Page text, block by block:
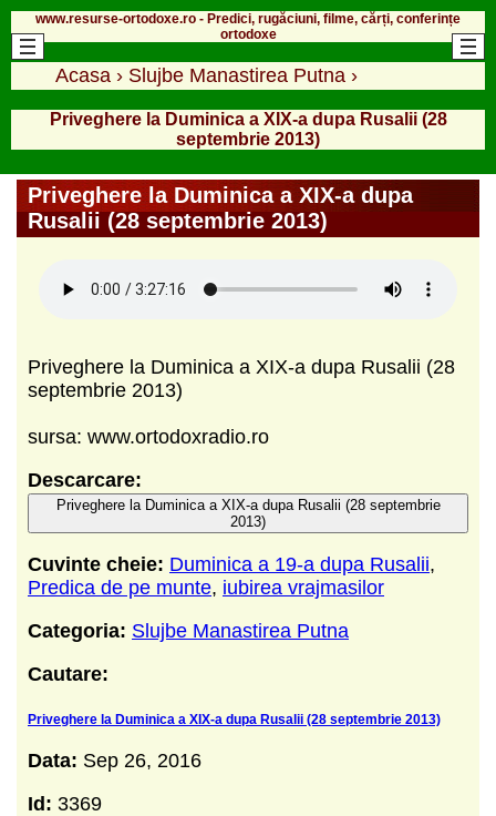
www.resurse-ortodoxe.ro - Predici, rugăciuni, filme, cărți, conferințe
ortodoxe
Acasa › Slujbe Manastirea Putna ›
Priveghere la Duminica a XIX-a dupa Rusalii (28
septembrie 2013)
Priveghere la Duminica a XIX-a dupa
Rusalii (28 septembrie 2013)
Priveghere la Duminica a XIX-a dupa Rusalii (28
septembrie 2013)
sursa: www.ortodoxradio.ro
Descarcare:
Priveghere la Duminica a XIX-a dupa Rusalii (28 septembrie
2013)
Cuvinte cheie: Duminica a 19-a dupa Rusalii,
Predica de pe munte, iubirea vrajmasilor
Categoria: Slujbe Manastirea Putna
Cautare:
Priveghere la Duminica a XIX-a dupa Rusalii (28 septembrie 2013)
Data: Sep 26, 2016
Id: 3369